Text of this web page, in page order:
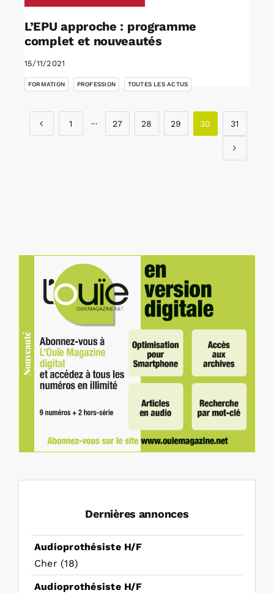
L’EPU approche : programme
complet et nouveautés
15/11/2021
FORMATION PROFESSION TOUTES LES ACTUS
1 ··· 27 28 29 30 31
Dernières annonces
Audioprothésiste H/F
Cher (18)
Audioprothésiste H/F